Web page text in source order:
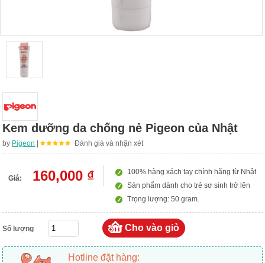
Kem dưỡng da chống nẻ Pigeon của Nhật
by Pigeon | Đánh giá và nhận xét
Giá: 160,000 ₫
100% hàng xách tay chính hãng từ Nhật
Sản phẩm dành cho trẻ sơ sinh trở lên
Trọng lượng: 50 gram.
Số lượng
Hotline đặt hàng: